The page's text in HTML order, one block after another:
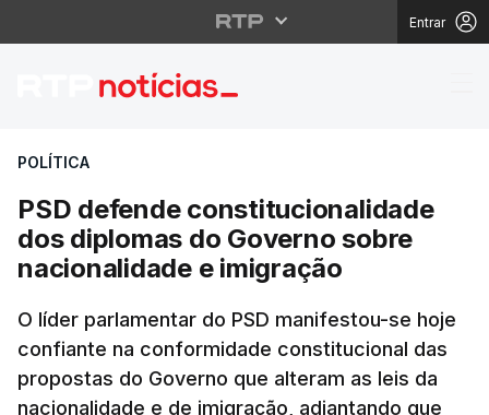
Entrar
PSD defende
POLÍTICA
PSD defende constitucionalidade
dos diplomas do Governo sobre
nacionalidade e imigração
O líder parlamentar do PSD manifestou-se hoje
confiante na conformidade constitucional das
propostas do Governo que alteram as leis da
nacionalidade e de imigração, adiantando que